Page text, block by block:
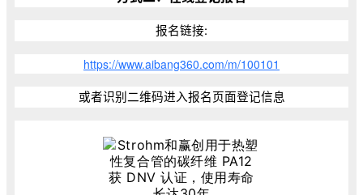
报名链接:
https://www.aibang360.com/m/100101
或者识别二维码进入报名页面登记信息